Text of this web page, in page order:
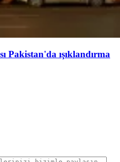
Pakistan'da ışıklandırma